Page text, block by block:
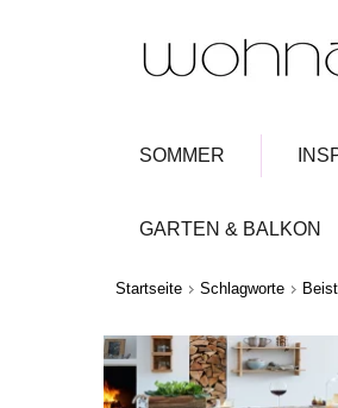
SOMMER
GARTEN & BALKON
Startseite Schlagworte